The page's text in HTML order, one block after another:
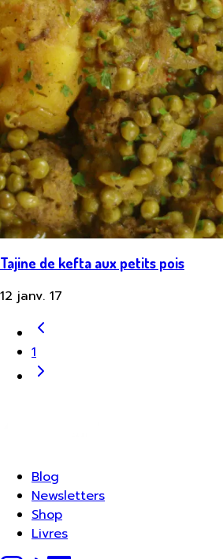
Tajine de kefta aux petits pois
12 janv. 17
1
Blog
Newsletters
Shop
Livres